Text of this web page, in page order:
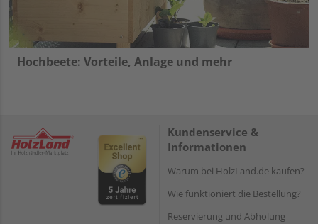
Hochbeete: Vorteile, Anlage und mehr
Kundenservice &
Informationen
Warum bei HolzLand.de kaufen?
Wie funktioniert die Bestellung?
Reservierung und Abholung